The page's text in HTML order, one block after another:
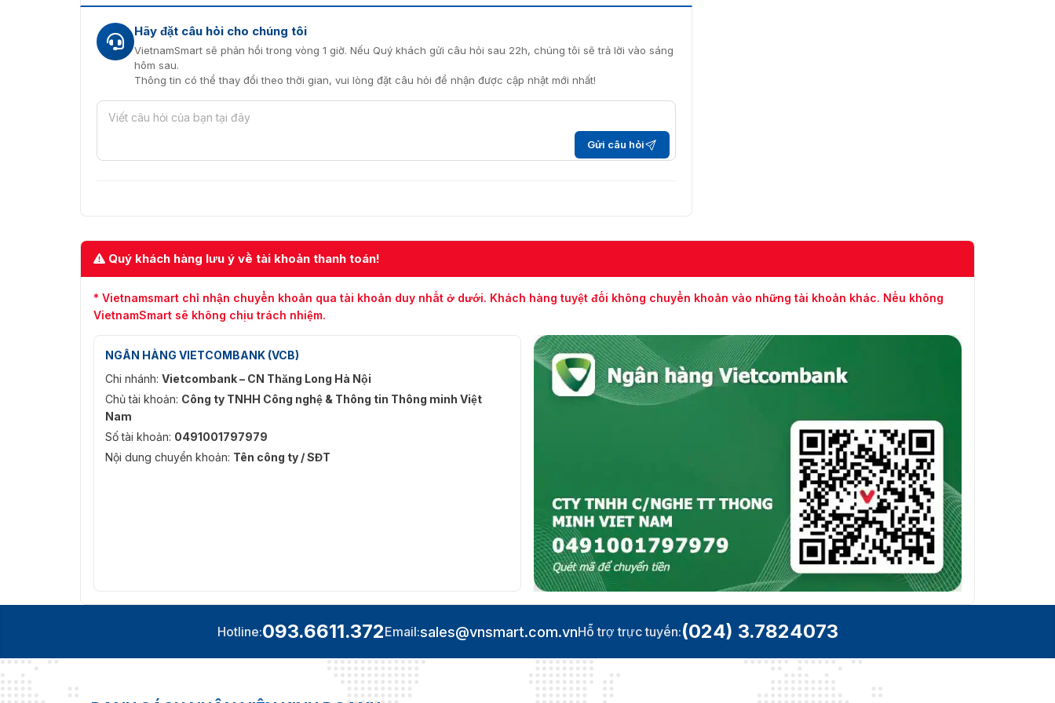
Hãy đặt câu hỏi cho chúng tôi
VietnamSmart sẽ phản hồi trong vòng 1 giờ. Nếu Quý khách gửi câu hỏi sau 22h, chúng tôi sẽ trả lời vào sáng
hôm sau.
Thông tin có thể thay đổi theo thời gian, vui lòng đặt câu hỏi để nhận được cập nhật mới nhất!
Gửi câu hỏi
Quý khách hàng lưu ý về tài khoản thanh toán!
* Vietnamsmart chỉ nhận chuyển khoản qua tài khoản duy nhất ở dưới. Khách hàng tuyệt đối không chuyển khoản vào những tài khoản khác. Nếu không
VietnamSmart sẽ không chịu trách nhiệm.
NGÂN HÀNG VIETCOMBANK (VCB)
Chi nhánh: Vietcombank – CN Thăng Long Hà Nội
Chủ tài khoản: Công ty TNHH Công nghệ & Thông tin Thông minh Việt
Nam
Số tài khoản: 0491001797979
Nội dung chuyển khoản: Tên công ty / SĐT
Hotline:093.6611.372Email:sales@vnsmart.com.vnHỗ trợ trực tuyến:(024) 3.7824073